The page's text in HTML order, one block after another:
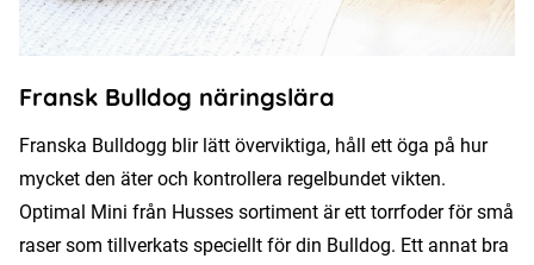
Fransk Bulldog näringslära
Franska Bulldogg blir lätt överviktiga, håll ett öga på hur
mycket den äter och kontrollera regelbundet vikten.
Optimal Mini från Husses sortiment är ett torrfoder för små
raser som tillverkats speciellt för din Bulldog. Ett annat bra